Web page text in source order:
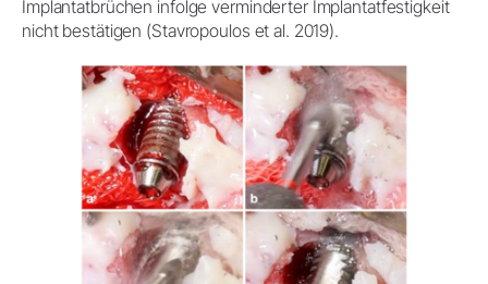
Implantatbrüchen infolge verminderter Implantatfestigkeit
nicht bestätigen (Stavropoulos et al. 2019).